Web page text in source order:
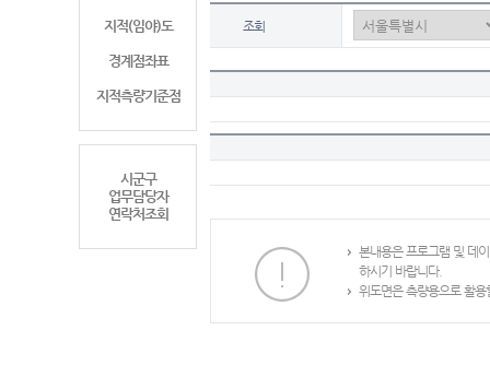
지적(임야)도
경계점좌표
지적측량기준점
시군구
업무담당자
연락처조회
조회
본내용은 프로그램 및 데
하시기 바랍니다.
위도면은 측량용으로 활용